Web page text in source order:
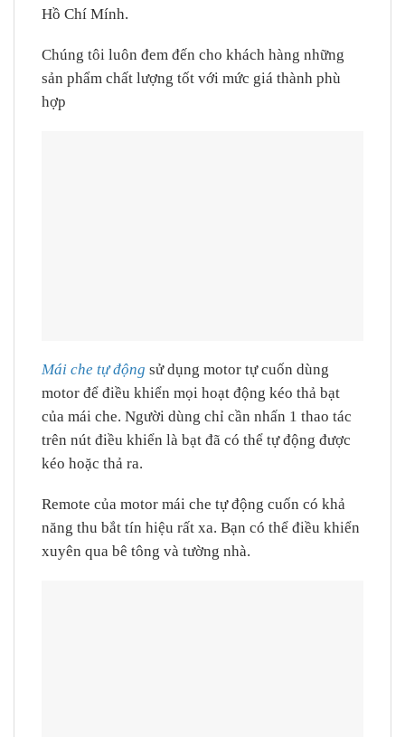
Hồ Chí Mính.
Chúng tôi luôn đem đến cho khách hàng những
sản phẩm chất lượng tốt với mức giá thành phù
hợp
Mái che tự động sử dụng motor tự cuốn dùng
motor để điều khiển mọi hoạt động kéo thả bạt
của mái che. Người dùng chỉ cần nhấn 1 thao tác
trên nút điều khiển là bạt đã có thể tự động được
kéo hoặc thả ra.
Remote của motor mái che tự động cuốn có khả
năng thu bắt tín hiệu rất xa. Bạn có thể điều khiển
xuyên qua bê tông và tường nhà.